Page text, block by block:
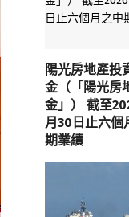
陽光房地產投
金（「陽光房
金」） 截至
月30日止六個
期業績